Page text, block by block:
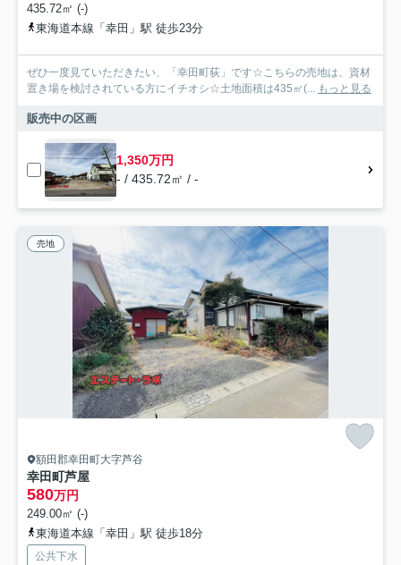
435.72㎡ (-)
東海道本線「幸田」駅 徒歩23分
ぜひ一度見ていただきたい、「幸田町荻」です☆こちらの売地は、資材
置き場を検討されている方にイチオシ☆土地面積は435㎡(... もっと見る
販売中の区画
1,350万円
- / 435.72㎡ / -
売地
額田郡幸田町大字芦谷
幸田町芦屋
580万円
249.00㎡ (-)
東海道本線「幸田」駅 徒歩18分
公共下水